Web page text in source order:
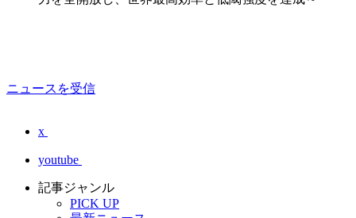
ニュースを受信
x
youtube
記事ジャンル
PICK UP